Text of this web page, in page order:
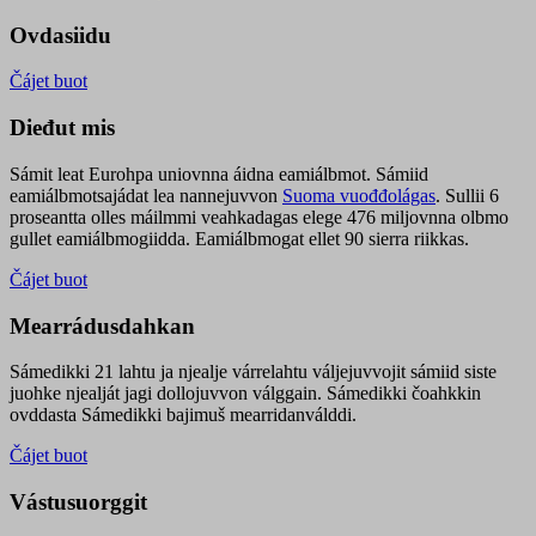
Ovdasiidu
Čájet buot
Dieđut mis
Sámit leat Eurohpa uniovnna áidna eamiálbmot. Sámiid
eamiálbmotsajádat lea nannejuvvon Suoma vuođđolágas. Sullii 6
proseantta olles máilmmi veahkadagas elege 476 miljovnna olbmo
gullet eamiálbmogiidda. Eamiálbmogat ellet 90 sierra riikkas.
Čájet buot
Mearrádusdahkan
Sámedikki 21 lahtu ja njealje várrelahtu váljejuvvojit sámiid siste
juohke njealját jagi dollojuvvon válggain. Sámedikki čoahkkin
ovddasta Sámedikki bajimuš mearridanválddi.
Čájet buot
Vástusuorggit